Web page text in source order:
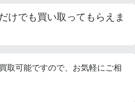
けでも買い取ってもらえま
取可能ですので、お気軽にご相